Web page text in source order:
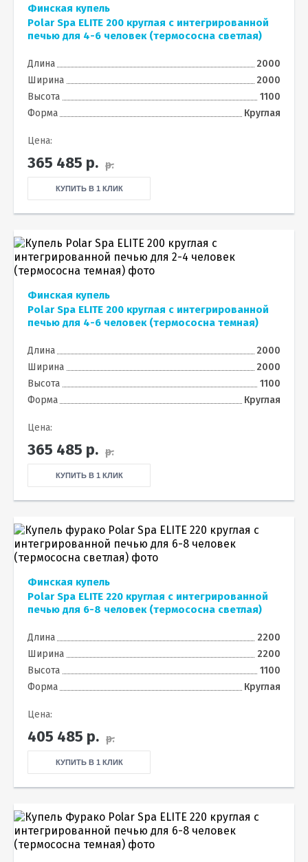
Финская купель
Polar Spa ELITE 200 круглая с интегрированной
печью для 4-6 человек (термососна светлая)
Длина
2000
Ширина
2000
Высота
1100
Форма
Круглая
Цена:
365 485 р. р.
КУПИТЬ В 1 КЛИК
Финская купель
Polar Spa ELITE 200 круглая с интегрированной
печью для 4-6 человек (термососна темная)
Длина
2000
Ширина
2000
Высота
1100
Форма
Круглая
Цена:
365 485 р. р.
КУПИТЬ В 1 КЛИК
Финская купель
Polar Spa ELITE 220 круглая с интегрированной
печью для 6-8 человек (термососна светлая)
Длина
2200
Ширина
2200
Высота
1100
Форма
Круглая
Цена:
405 485 р. р.
КУПИТЬ В 1 КЛИК